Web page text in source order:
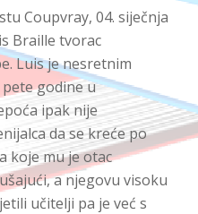
Coupvray, 04. siječnja
Braille tvorac
Luis je nesretnim
godine u
ipak nije
da se kreće po
koje mu je otac
a njegovu visoku
učitelji pa je već s